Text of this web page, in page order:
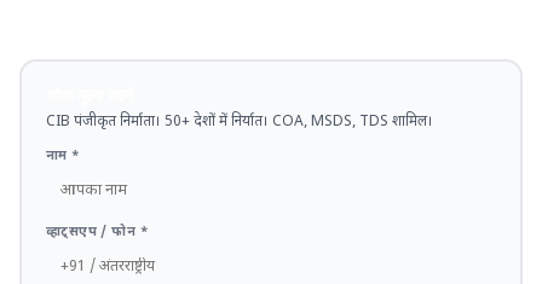
CIB पंजीकृत निर्माता। 50+ देशों में निर्यात। COA, MSDS, TDS शामिल।
नाम *
व्हाट्सएप / फोन *